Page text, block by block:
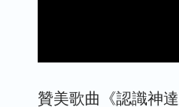
贊美歌曲《認識神